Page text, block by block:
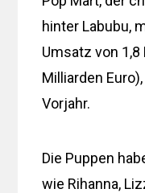
hinter Labubu,
Umsatz von 1,8
Milliarden
Vorjahr.
Die Puppen
wie Rihanna,